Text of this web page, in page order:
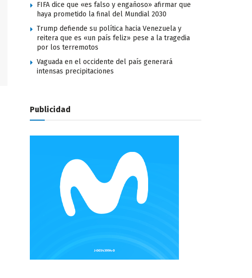
FIFA dice que «es falso y engañoso» afirmar que
haya prometido la final del Mundial 2030
Trump defiende su política hacia Venezuela y
reitera que es «un país feliz» pese a la tragedia
por los terremotos
Vaguada en el occidente del país generará
intensas precipitaciones
Publicidad